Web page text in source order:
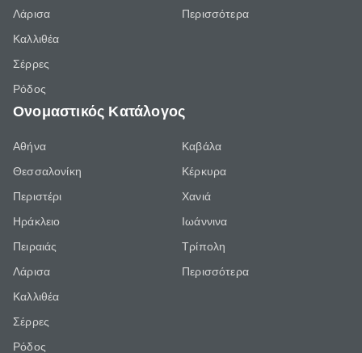
Λάρισα
Καλλιθέα
Σέρρες
Ρόδος
Περισσότερα
Ονομαστικός Κατάλογος
Αθήνα
Θεσσαλονίκη
Περιστέρι
Ηράκλειο
Πειραιάς
Λάρισα
Καλλιθέα
Σέρρες
Ρόδος
Καβάλα
Κέρκυρα
Χανιά
Ιωάννινα
Τρίπολη
Περισσότερα